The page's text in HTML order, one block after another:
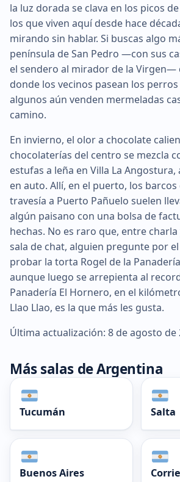
la luz dorada se clava en los picos
los que viven aquí desde hace
mirando sin hablar. Si buscas algo
península de San Pedro —con sus
el sendero al mirador de la Virgen—
donde los vecinos pasean los
algunos aún venden mermeladas
camino.
En invierno, el olor a chocolate
chocolaterías del centro se mezcla
estufas a leña en Villa La
en auto. Allí, en el puerto, los barcos
travesía a Puerto Pañuelo suelen
algún paisano con una bolsa de
hechas. No es raro que, entre
sala de chat, alguien pregunte por
probar la torta Rogel de la
aunque luego se arrepienta al
Panadería El Hornero, en el
Llao Llao, es la que más les gusta.
Última actualización: 8 de agosto de
Más salas de Argentina
Tucumán Salta
Buenos Aires